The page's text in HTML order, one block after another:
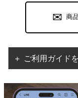
商
＋ ご利用ガイド